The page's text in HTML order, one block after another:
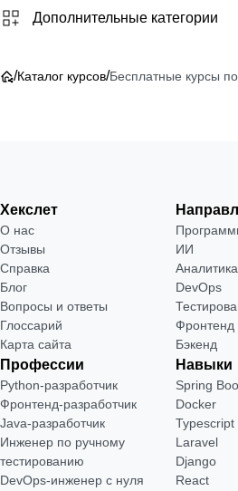
Дополнительные категории
/Каталог курсов/Бесплатные курсы
Хекслет
О нас
Отзывы
Справка
Блог
Вопросы и ответы
Глоссарий
Карта сайта
ИИ
Аналитика
DevOps
Фронтенд
Бэкенд
Профессии
Python-разработчик
Фронтенд-разработчик
Java-разработчик
Инженер по ручному
тестированию
DevOps-инженер с нуля
Навыки
Spring
Docker
Typescript
Laravel
Django
React